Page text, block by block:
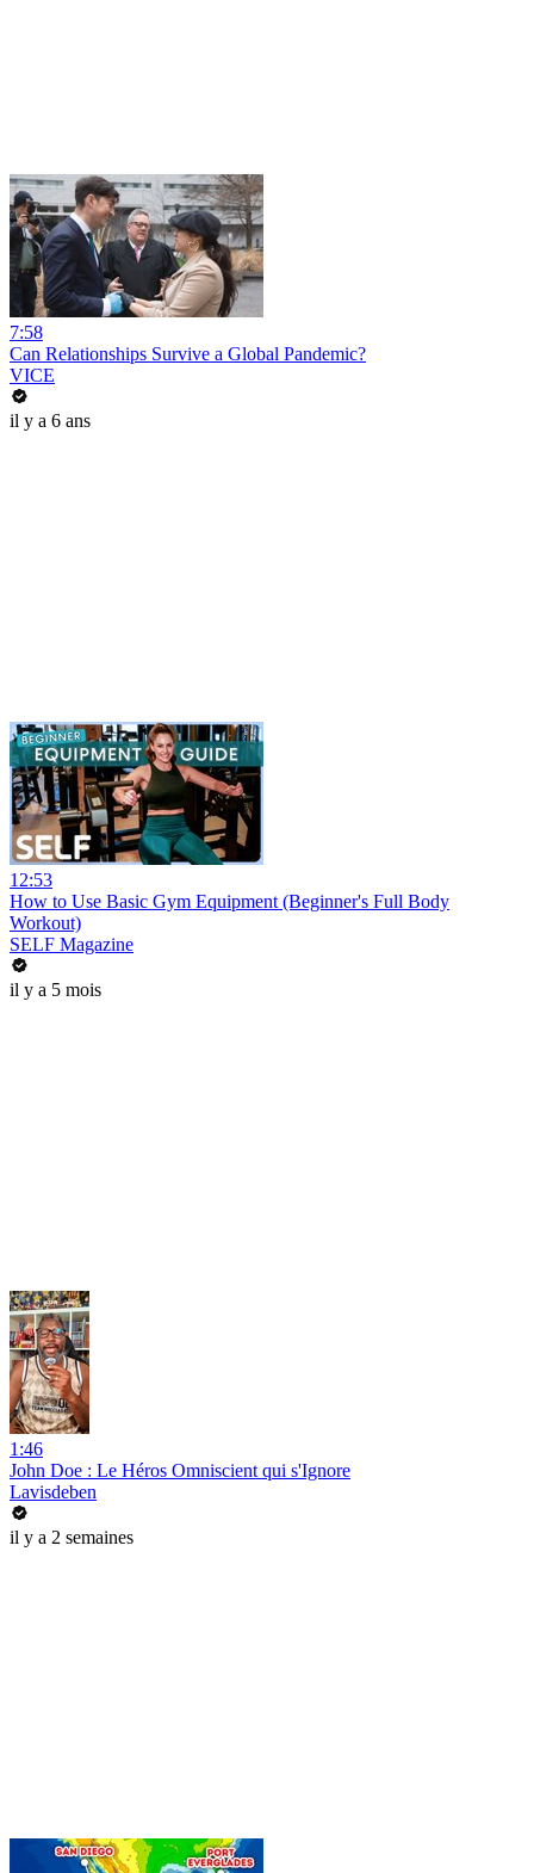
7:58
Can Relationships Survive a Global Pandemic?
VICE
il y a 6 ans
12:53
How to Use Basic Gym Equipment (Beginner's Full Body
Workout)
SELF Magazine
il y a 5 mois
1:46
John Doe : Le Héros Omniscient qui s'Ignore
Lavisdeben
il y a 2 semaines